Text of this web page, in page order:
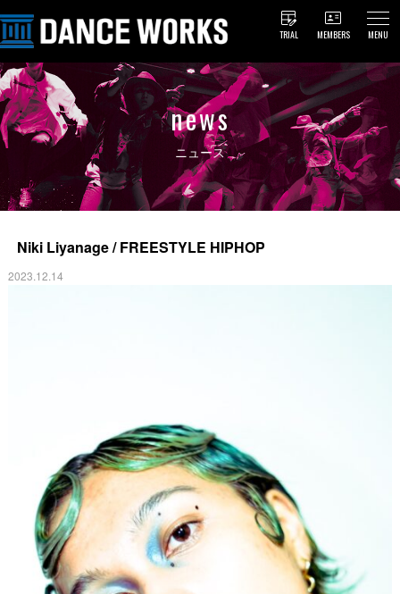
TRIAL MEMBERS MENU
news
ニュース
Niki Liyanage / FREESTYLE HIPHOP
2023.12.14